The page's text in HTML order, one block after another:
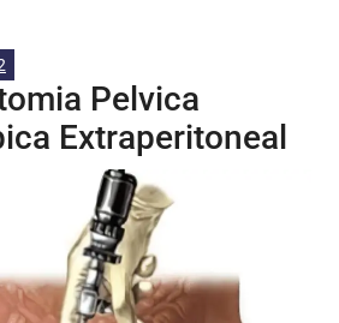
Pelvica
Extraperitoneal